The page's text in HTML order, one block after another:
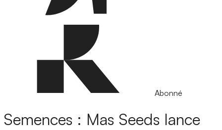
Abonné
Semences : Mas Seeds lance